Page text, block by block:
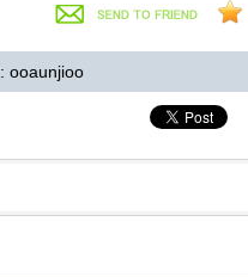
: ooaunjioo